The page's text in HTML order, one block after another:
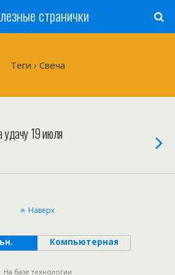
странички
Теги › Свеча
удачу 19 июля
Наверх
Компьютерная
На базе технологии